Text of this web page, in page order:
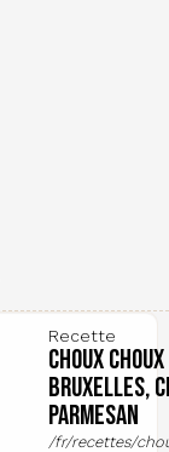
Recette
Choux
Bruxelles,
parmesan
/fr/recettes/